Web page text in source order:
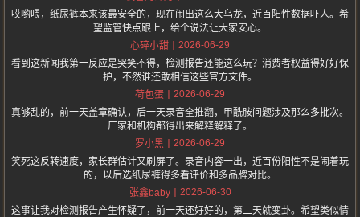
哎哟喂，纸尿裤本来该最安全的，现在闹出这么大乌龙，近百阳性数据吓人。希
望监管快点跟上，给个说法让大家安心。
心碎小甜
2026-06-29
看到这新闻我第一反应是哭笑不得，检测报告还能这么玩？消费者权益得好好保
护，不然谁还敢相信这些官方文件。
荷包蛋
2026-06-29
真够乱的，前一天盖章确认，后一天录音全推翻，甲酰胺问题涉及那么多批次。
厂家和机构都得出来解释解释了。
罗小黑
2026-06-29
笑死这反转速度，家长群估计又刷屏了。录音内容一出，近百份阳性不是闹着玩
的，以后选纸尿裤得多看评价和多品牌对比。
张鑫baby
2026-06-30
这事让我对检测报告产生怀疑了，前一天还好好的，第二天就变卦。希望类似情